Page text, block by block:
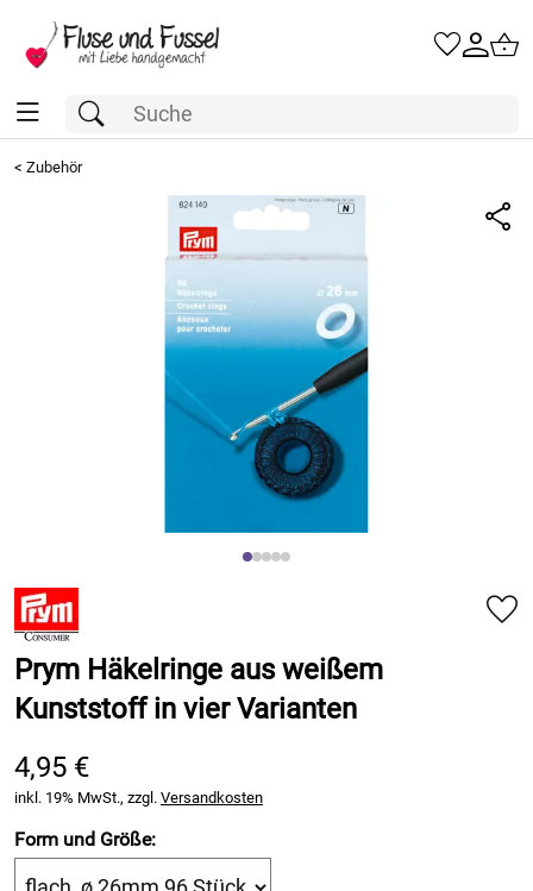
< Zubehör
Prym Häkelringe aus weißem
Kunststoff in vier Varianten
4,95 €
inkl. 19% MwSt., zzgl. Versandkosten
Form und Größe: